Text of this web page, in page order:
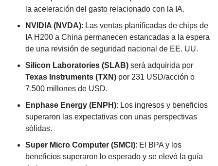
la aceleración del gasto relacionado con la IA.
NVIDIA (NVDA): Las ventas planificadas de chips de
IA H200 a China permanecen estancadas a la espera
de una revisión de seguridad nacional de EE. UU.
Silicon Laboratories (SLAB)
será adquirida por
Texas Instruments (TXN) por 231 USD/acción o
7.500 millones de USD.
Enphase Energy (ENPH): Los ingresos y beneficios
superaron las expectativas con unas perspectivas
sólidas.
Super Micro Computer (SMCI): El BPA y los
beneficios superaron lo esperado y se elevó la guía